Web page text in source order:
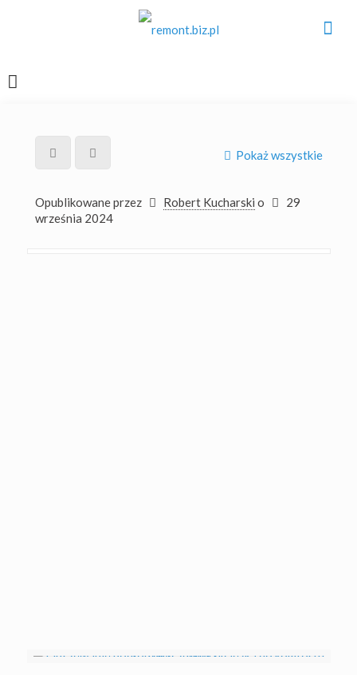
Pokaż wszystkie
Opublikowane przez Robert Kucharski o
29
września 2024